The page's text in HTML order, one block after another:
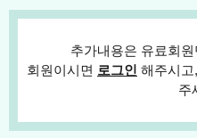
추가내용은 유료회
회원이시면 로그인 해주시
주